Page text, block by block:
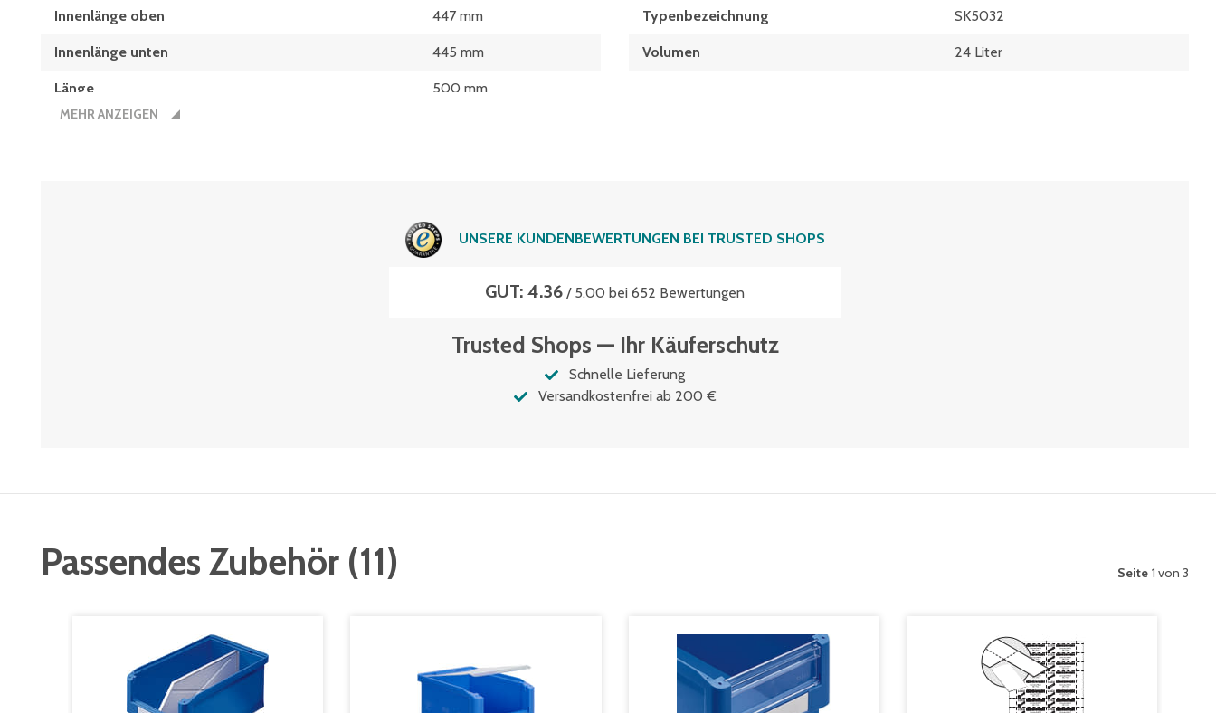
Innenlänge oben 447 mm
Innenlänge unten 445 mm
Länge 500 mm
MEHR ANZEIGEN
Typen­be­zeich­nung SK5032
Volumen 24 Liter
UNSERE KUNDENBEWERTUNGEN BEI TRUSTED SHOPS
GUT: 4.36 / 5.00 bei 652 Bewertungen
Trusted Shops — Ihr Käuferschutz
Schnelle Lieferung
Versandkostenfrei ab 200 €
Passendes Zubehör (11) Seite 1 von 3